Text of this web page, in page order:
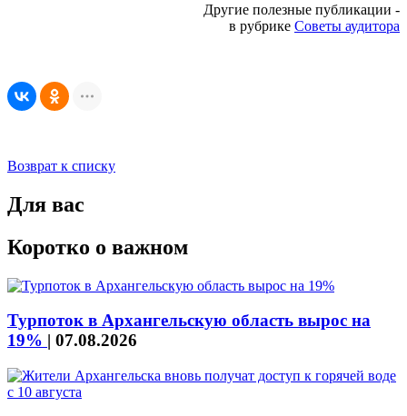
Другие полезные публикации -
в рубрике Советы аудитора
Возврат к списку
Для вас
Коротко о важном
Турпоток в Архангельскую область вырос на
19% | 07.08.2026